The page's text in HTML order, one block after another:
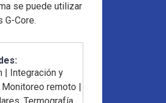
se puede utilizar
G-Core.
| Integración y
Monitoreo remoto |
Termografía,